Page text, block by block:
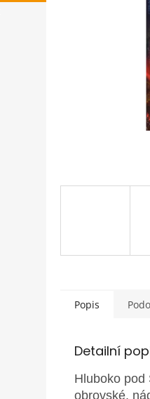
Popis
Detailní
Hluboko pod
obrovské,